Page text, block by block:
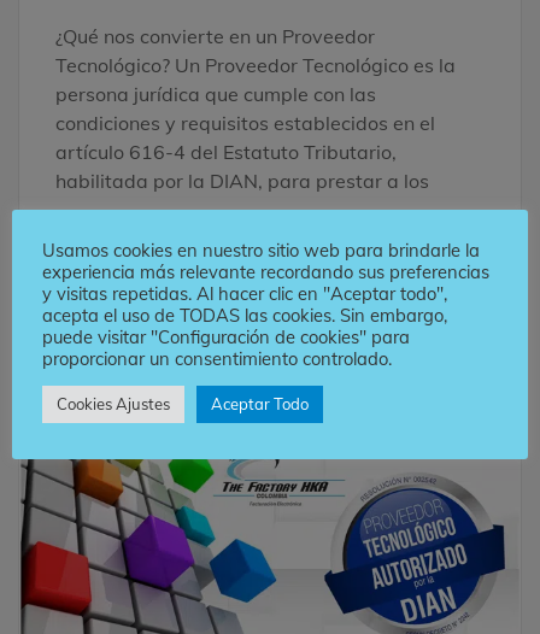
¿Qué nos convierte en un Proveedor
Tecnológico? Un Proveedor Tecnológico es la
persona jurídica que cumple con las
condiciones y requisitos establecidos en el
artículo 616-4 del Estatuto Tributario,
habilitada por la DIAN, para prestar a los
DIAN FACTURACIÓN ELECTRÓNICA
HKA
NÓMINA ELECTRÓNICA
Usamos cookies en nuestro sitio web para brindarle la
experiencia más relevante recordando sus preferencias
y visitas repetidas. Al hacer clic en "Aceptar todo",
acepta el uso de TODAS las cookies. Sin embargo,
puede visitar "Configuración de cookies" para
proporcionar un consentimiento controlado.
Cookies Ajustes Aceptar Todo